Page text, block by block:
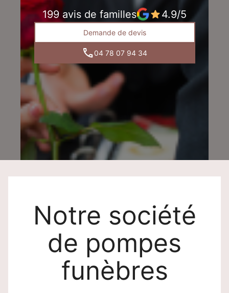
199 avis de familles 4.9/5
Demande de devis
04 78 07 94 34
Notre société
de pompes
funèbres